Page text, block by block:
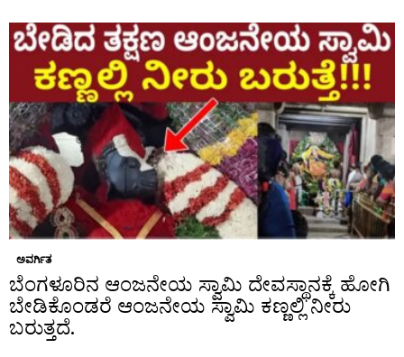
ಅವರ್ಗಿತ
ಬೆಂಗಳೂರಿನ ಆಂಜನೇಯ ಸ್ವಾಮಿ ದೇವಸ್ಥಾನಕ್ಕೆ ಹೋಗಿ
ಬೇಡಿಕೊಂಡರೆ ಆಂಜನೇಯ ಸ್ವಾಮಿ ಕಣ್ಣಲ್ಲಿ ನೀರು
ಬರುತ್ತದೆ.